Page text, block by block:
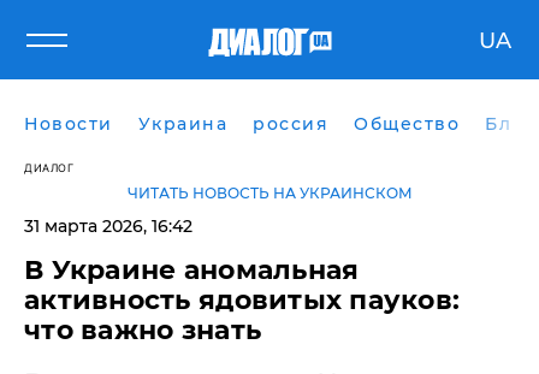
UA
Новости Украина россия Общество
ДИАЛОГ
ЧИТАТЬ НОВОСТЬ НА УКРАИНСКОМ
31 марта 2026, 16:42
В Украине аномальная
активность ядовитых пауков:
что важно знать